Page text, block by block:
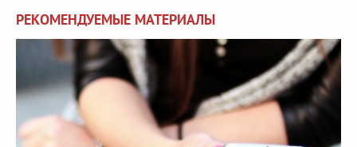
РЕКОМЕНДУЕМЫЕ МАТЕРИАЛЫ